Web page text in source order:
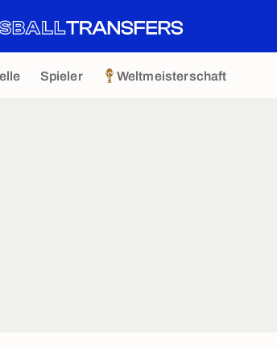
Spieler Weltmeisterschaft